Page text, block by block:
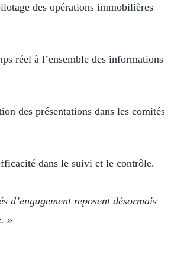
des opérations immobilières
réel à l’ensemble des informations
des présentations dans les comités
dans le suivi et le contrôle.
d’engagement reposent désormais
»